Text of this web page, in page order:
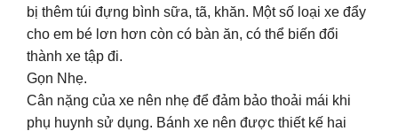
bị thêm túi đựng bình sữa, tã, khăn. Một số loại xe đẩy
cho em bé lơn hơn còn có bàn ăn, có thể biến đổi
thành xe tập đi.
Gọn Nhẹ.
Cân nặng của xe nên nhẹ để đảm bảo thoải mái khi
phụ huynh sử dụng. Bánh xe nên được thiết kế hai